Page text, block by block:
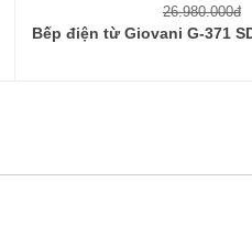
26.980.000đ
Bếp điện từ Giovani G-371